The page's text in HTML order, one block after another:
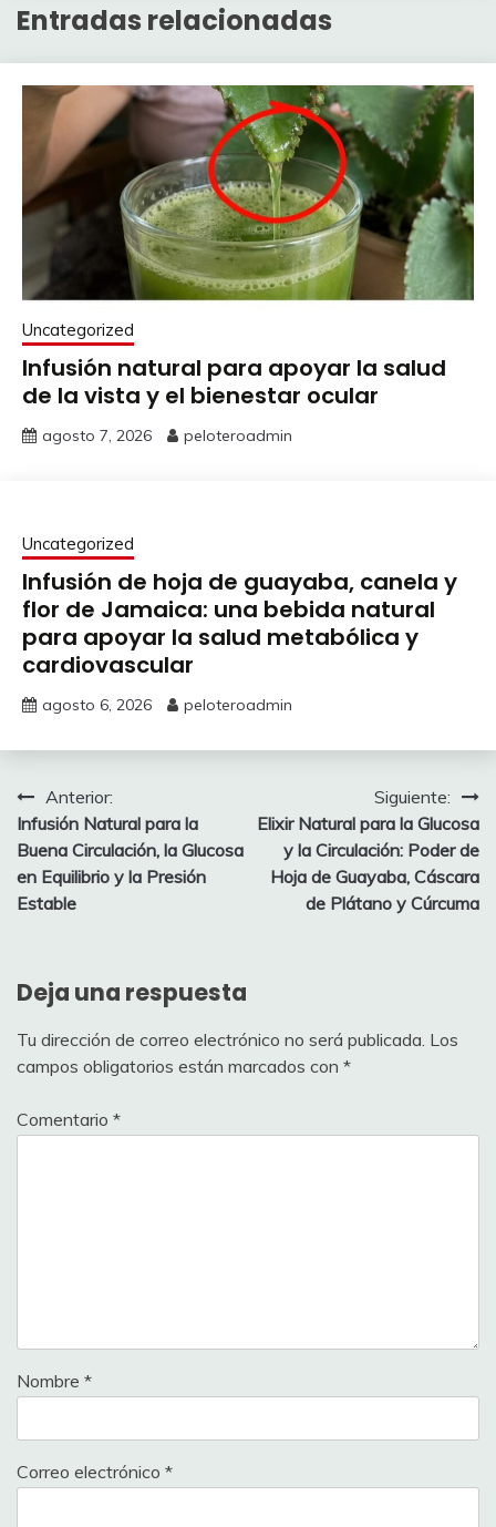
Entradas relacionadas
Uncategorized
Infusión natural para apoyar la salud
de la vista y el bienestar ocular
agosto 7, 2026 peloteroadmin
Uncategorized
Infusión de hoja de guayaba, canela y
flor de Jamaica: una bebida natural
para apoyar la salud metabólica y
cardiovascular
agosto 6, 2026 peloteroadmin
Navegación
de
entradas
Anterior:
Infusión Natural para la
Buena Circulación, la Glucosa
en Equilibrio y la Presión
Estable
Siguiente:
Elixir Natural para la Glucosa
y la Circulación: Poder de
Hoja de Guayaba, Cáscara
de Plátano y Cúrcuma
Deja una respuesta
Tu dirección de correo electrónico no será publicada. Los
campos obligatorios están marcados con *
Comentario *
Nombre *
Correo electrónico *